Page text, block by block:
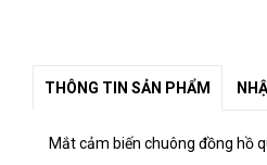
THÔNG TIN SẢN PHẨM
Mắt cảm biến chuông đồng hồ